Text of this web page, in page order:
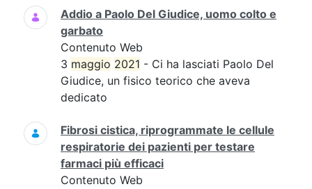
Addio a Paolo Del Giudice, uomo colto e
garbato
Contenuto Web
3 maggio 2021 - Ci ha lasciati Paolo Del
Giudice, un fisico teorico che aveva
dedicato
Fibrosi cistica, riprogrammate le cellule
respiratorie dei pazienti per testare
farmaci più efficaci
Contenuto Web